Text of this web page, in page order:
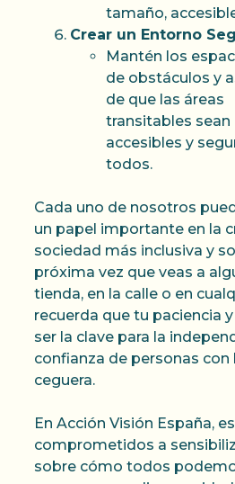
tamaño,
Crear un Entorno
Mantén los
de obstáculos y
de que las áreas
transitables sean
accesibles y
todos.
Cada uno de nosotros
un papel importante en la
sociedad más inclusiva y
próxima vez que veas a
tienda, en la calle o en
recuerda que tu paciencia
ser la clave para la
confianza de personas con
ceguera.
En Acción Visión España,
comprometidos a
sobre cómo todos